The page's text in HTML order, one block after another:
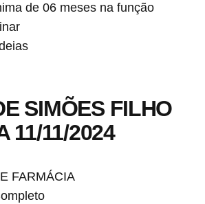
de 06 meses na função
SIMÕES FILHO
11/11/2024
FARMÁCIA